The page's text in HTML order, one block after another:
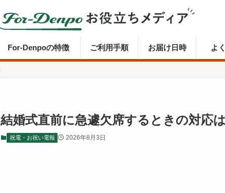
For-Denpoの特徴 ご利用手順 お届け日時 よ
結婚式直前に急遽欠席するときの対応
祝電・お祝い電報 2026年8月3日